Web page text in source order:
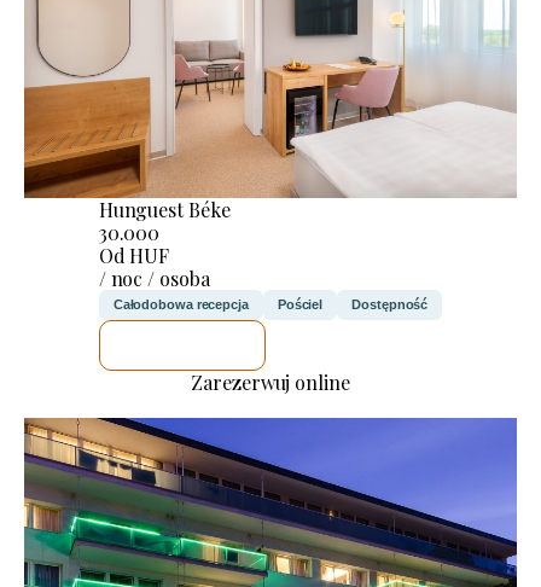
Hunguest Béke
30.000
Od HUF
/ noc / osoba
Całodobowa recepcja Pościel Dostępność
Zarezerwuj online